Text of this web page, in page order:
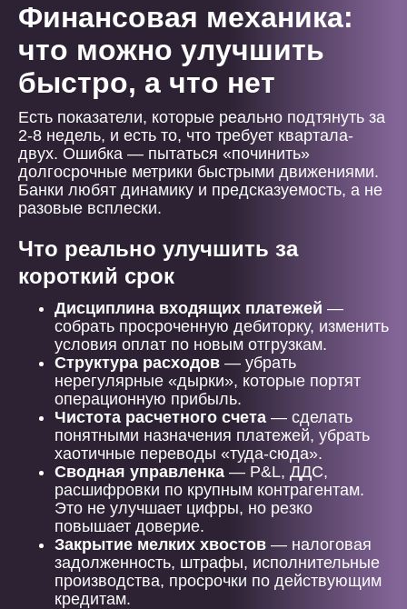
Финансовая механика:
что можно улучшить
быстро, а что нет
Есть показатели, которые реально подтянуть за
2-8 недель, и есть то, что требует квартала-
двух. Ошибка — пытаться «починить»
долгосрочные метрики быстрыми движениями.
Банки любят динамику и предсказуемость, а не
разовые всплески.
Что реально улучшить за
короткий срок
Дисциплина входящих платежей —
собрать просроченную дебиторку, изменить
условия оплат по новым отгрузкам.
Структура расходов — убрать
нерегулярные «дырки», которые портят
операционную прибыль.
Чистота расчетного счета — сделать
понятными назначения платежей, убрать
хаотичные переводы «туда-сюда».
Сводная управленка — P&L, ДДС,
расшифровки по крупным контрагентам.
Это не улучшает цифры, но резко
повышает доверие.
Закрытие мелких хвостов — налоговая
задолженность, штрафы, исполнительные
производства, просрочки по действующим
кредитам.